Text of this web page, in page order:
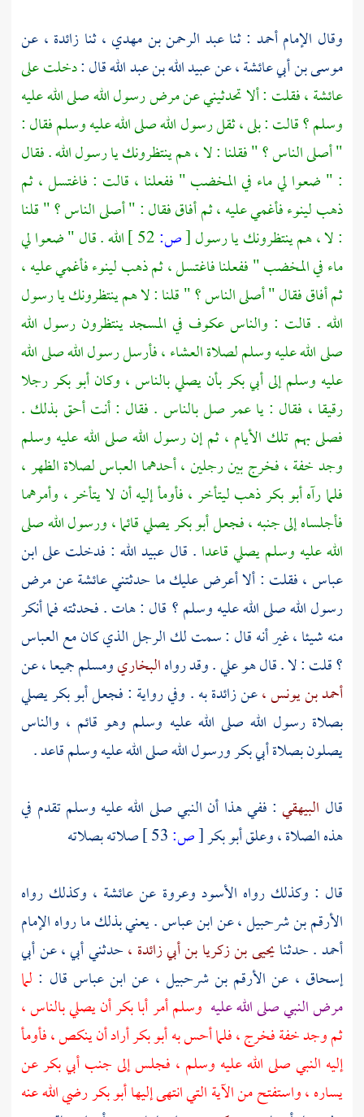
وقال الإمامأحمد : ثناعبد الرحمن بن مهدي ،ثنا زائدة ، عن
موسى بن أبيعائشة ،عنعبيد الله بن عبد اللهقال :دخلت على
عائشة ،فقلت : ألا تحدثيني عن مرض رسول الله صلى الله عليه
وسلم ؟ قالت : بلى ، ثقل رسول الله صلى الله عليه وسلم فقال :
" أصلى الناس ؟ " فقلنا : لا ، هم ينتظرونك يا رسول الله . فقال
: " ضعوا لي ماء في المخضب " ففعلنا ، قالت : فاغتسل ، ثم
ذهب لينوء فأغمي عليه ، ثم أفاق فقال : " أصلى الناس ؟ " قلنا
: لا ، هم ينتظرونك يا رسول[ص:
الله . قال " ضعوا لي
ماء في المخضب " ففعلنا فاغتسل ، ثم ذهب لينوء فأغمي عليه ،
ثم أفاق فقال " أصلى الناس ؟ " قلنا : لا هم ينتظرونك يا رسول
الله . قالت : والناس عكوف في المسجد ينتظرون رسول الله
صلى الله عليه وسلم لصلاة العشاء ، فأرسل رسول الله صلى الله
عليه وسلم إلىأبي بكربأن يصلي بالناس ، وكانأبو بكررجلا
رقيقا ، فقال : ياعمرصل بالناس . فقال : أنت أحق بذلك .
فصلى بهم تلك الأيام ، ثم إن رسول الله صلى الله عليه وسلم
وجد خفة ، فخرج بين رجلين ، أحدهما العباسلصلاة الظهر ،
فلما رآهأبو بكرذهب ليتأخر ، فأومأ إليه أن لا يتأخر ، وأمرهما
فأجلساه إلى جنبه ، فجعلأبو بكريصلي قائما ، ورسول الله صلى
الله عليه وسلم يصلي قاعدا . قال عبيد الله : فدخلت علىابن
عباس ،فقلت : ألا أعرض عليك ما حدثتنيعائشةعن مرض
رسول الله صلى الله عليه وسلم ؟ قال : هات . فحدثته فما أنكر
منه شيئا ، غير أنه قال : سمت لك الرجل الذي كان معالعباس
؟قلت : لا . قال هوعلي. وقد رواهالبخاريومسلمجميعا ، عن
أحمد بن يونس ،عنزائدةبه . وفي رواية : فجعلأبو بكريصلي
بصلاة رسول الله صلى الله عليه وسلم وهو قائم ، والناس
يصلون بصلاةأبي بكرورسول الله صلى الله عليه وسلم قاعد .
قال البيهقي : ففي هذا أن النبي صلى الله عليه وسلم تقدم في
هذه الصلاة ، وعلقأبو بكر[ص:
صلاته بصلاته
قال : وكذلك رواه الأسود وعروة عنعائشة ، وكذلك رواه
الأرقم بن شرحبيل ،عنابن عباس. يعني بذلك ما رواه الإمام
أحمد. حدثنايحيى بن زكريا بن أبي زائدة ،حدثني أبي ، عنأبي
إسحاق ، عن الأرقم بن شرحبيل ، عن ابن عباس قال : لما
مرض النبي صلى الله عليه وسلم أمرأبا بكرأن يصلي بالناس ،
ثم وجد خفة فخرج ، فلما أحس بهأبو بكرأراد أن ينكص ، فأومأ
إليه النبي صلى الله عليه وسلم ، فجلس إلى جنبأبي بكرعن
يساره ، واستفتح من الآية التي انتهى إليهاأبو بكررضي الله عنه